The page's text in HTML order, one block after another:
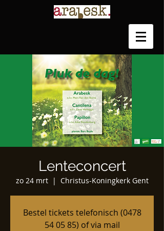
Lenteconcert
zo 24 mrt
  |
Christus-Koningkerk Gent
Bestel tickets telefonisch (0478
54 05 85‬) of via mail